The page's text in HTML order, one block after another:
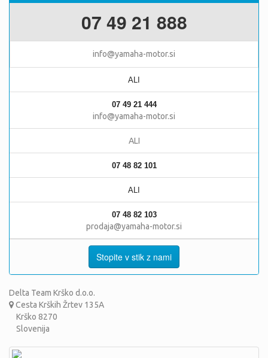
07 49 21 888
info@yamaha-motor.si
ALI
07 49 21 444
info@yamaha-motor.si
ALI
07 48 82 101
ALI
07 48 82 103
prodaja@yamaha-motor.si
Stopite v stik z nami
Delta Team Krško d.o.o.
Cesta Krških Žrtev 135A
Krško 8270
Slovenija